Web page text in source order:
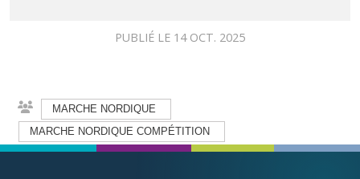
PUBLIÉ LE 14 OCT. 2025
MARCHE NORDIQUE
MARCHE NORDIQUE COMPÉTITION